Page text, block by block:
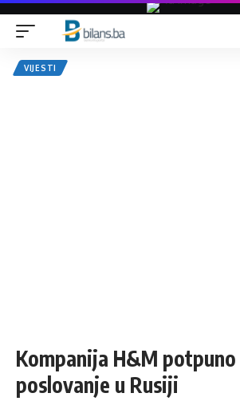
VIJESTI
Kompanija H&M
poslovanje u Rusiji